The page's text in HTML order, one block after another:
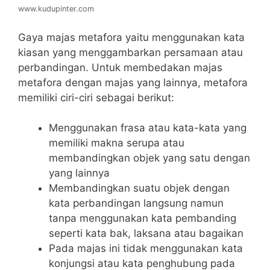
www.kudupinter.com
Gaya majas metafora yaitu menggunakan kata
kiasan yang menggambarkan persamaan atau
perbandingan. Untuk membedakan majas
metafora dengan majas yang lainnya, metafora
memiliki ciri-ciri sebagai berikut:
Menggunakan frasa atau kata-kata yang
memiliki makna serupa atau
membandingkan objek yang satu dengan
yang lainnya
Membandingkan suatu objek dengan
kata perbandingan langsung namun
tanpa menggunakan kata pembanding
seperti kata bak, laksana atau bagaikan
Pada majas ini tidak menggunakan kata
konjungsi atau kata penghubung pada